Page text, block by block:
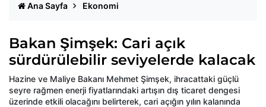
Ana Sayfa Ekonomi
Bakan Şimşek: Cari açık
sürdürülebilir seviyelerde kalacak
Hazine ve Maliye Bakanı Mehmet Şimşek, ihracattaki güçlü
seyre rağmen enerji fiyatlarındaki artışın dış ticaret dengesi
üzerinde etkili olacağını belirterek, cari açığın yılın kalanında